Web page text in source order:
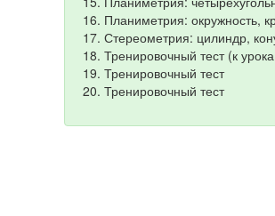
Планиметрия: окружность,
Стереометрия: цилиндр,
Тренировочный тест (к
Тренировочный тест
Тренировочный тест